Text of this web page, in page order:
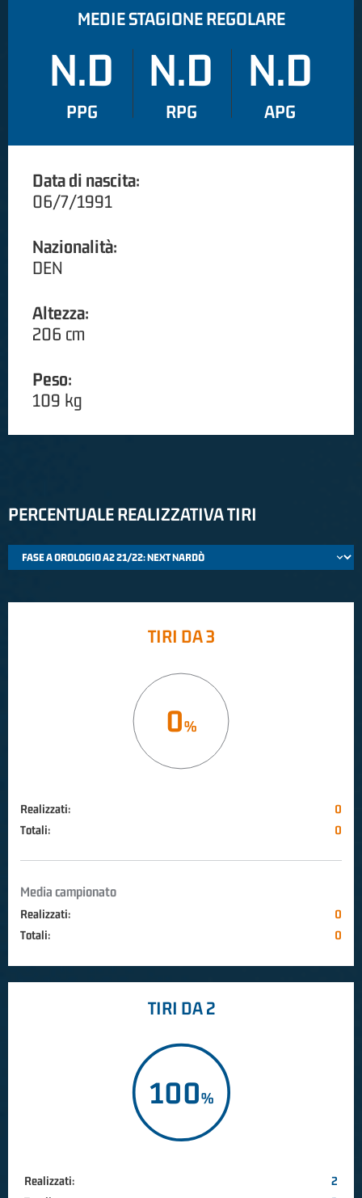
MEDIE STAGIONE REGOLARE
N.D
PPG
N.D
RPG
N.D
APG
Data di nascita:
06/7/1991
Nazionalità:
DEN
Altezza:
206 cm
Peso:
109 kg
PERCENTUALE REALIZZATIVA TIRI
TIRI DA 3
0
Realizzati:
0
Totali:
0
Media campionato
Realizzati:
0
Totali:
0
TIRI DA 2
100
Realizzati:
2